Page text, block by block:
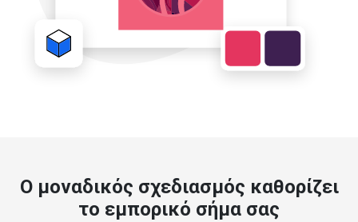
Ο μοναδικός σχεδιασμός καθορίζει
το εμπορικό σήμα σας